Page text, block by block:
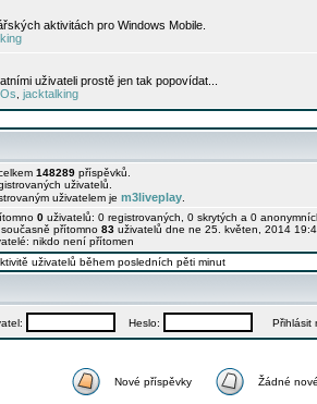
aktivitách pro Windows Mobile.
uživateli prostě jen tak popovídat...
jacktalking
148289 příspěvků.
uživatelů.
uživatelem je m3liveplay
0 uživatelů: 0 registrovaných, 0 skrytých a 0
přítomno 83 uživatelů dne ne 25. květen, 2014
nikdo není přítomen
uživatelů během posledních pěti minut
Heslo: Přihlásit
Nové příspěvky Žádné